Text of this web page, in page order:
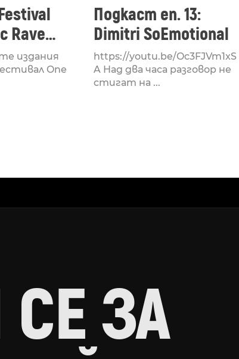
Rave
на
издания
One
Подкаст еп. 13:
Dimitri SoEmotional
https://youtu.be/Oc3FJVm1xS
A Над два часа разговор не
стигат на ...
ЗА